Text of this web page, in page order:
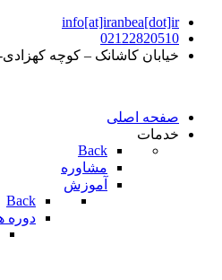
info[at]iranbea[dot]ir
02122820510
خیابان کاشانک – کوچه کهزادی- پلاک 1 طبقه
صفحه اصلی
خدمات
Back
مشاوره
آموزش
Back
دوره